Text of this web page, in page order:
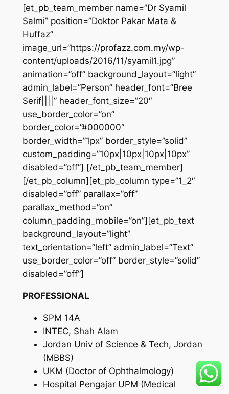
[et_pb_team_member name=”Dr Syamil
Salmi” position=”Doktor Pakar Mata &
Huffaz”
image_url=”https://profazz.com.my/wp-
content/uploads/2016/11/syamil1.jpg”
animation=”off” background_layout=”light”
admin_label=”Person” header_font=”Bree
Serif||||” header_font_size=”20″
use_border_color=”on”
border_color=”#000000″
border_width=”1px” border_style=”solid”
custom_padding=”10px|10px|10px|10px”
disabled=”off”] [/et_pb_team_member]
[/et_pb_column][et_pb_column type=”1_2″
disabled=”off” parallax=”off”
parallax_method=”on”
column_padding_mobile=”on”][et_pb_text
background_layout=”light”
text_orientation=”left” admin_label=”Text”
use_border_color=”off” border_style=”solid”
disabled=”off”]
PROFESSIONAL
SPM 14A
INTEC, Shah Alam
Jordan Univ of Science & Tech, Jordan
(MBBS)
UKM (Doctor of Ophthalmology)
Hospital Pengajar UPM (Medical